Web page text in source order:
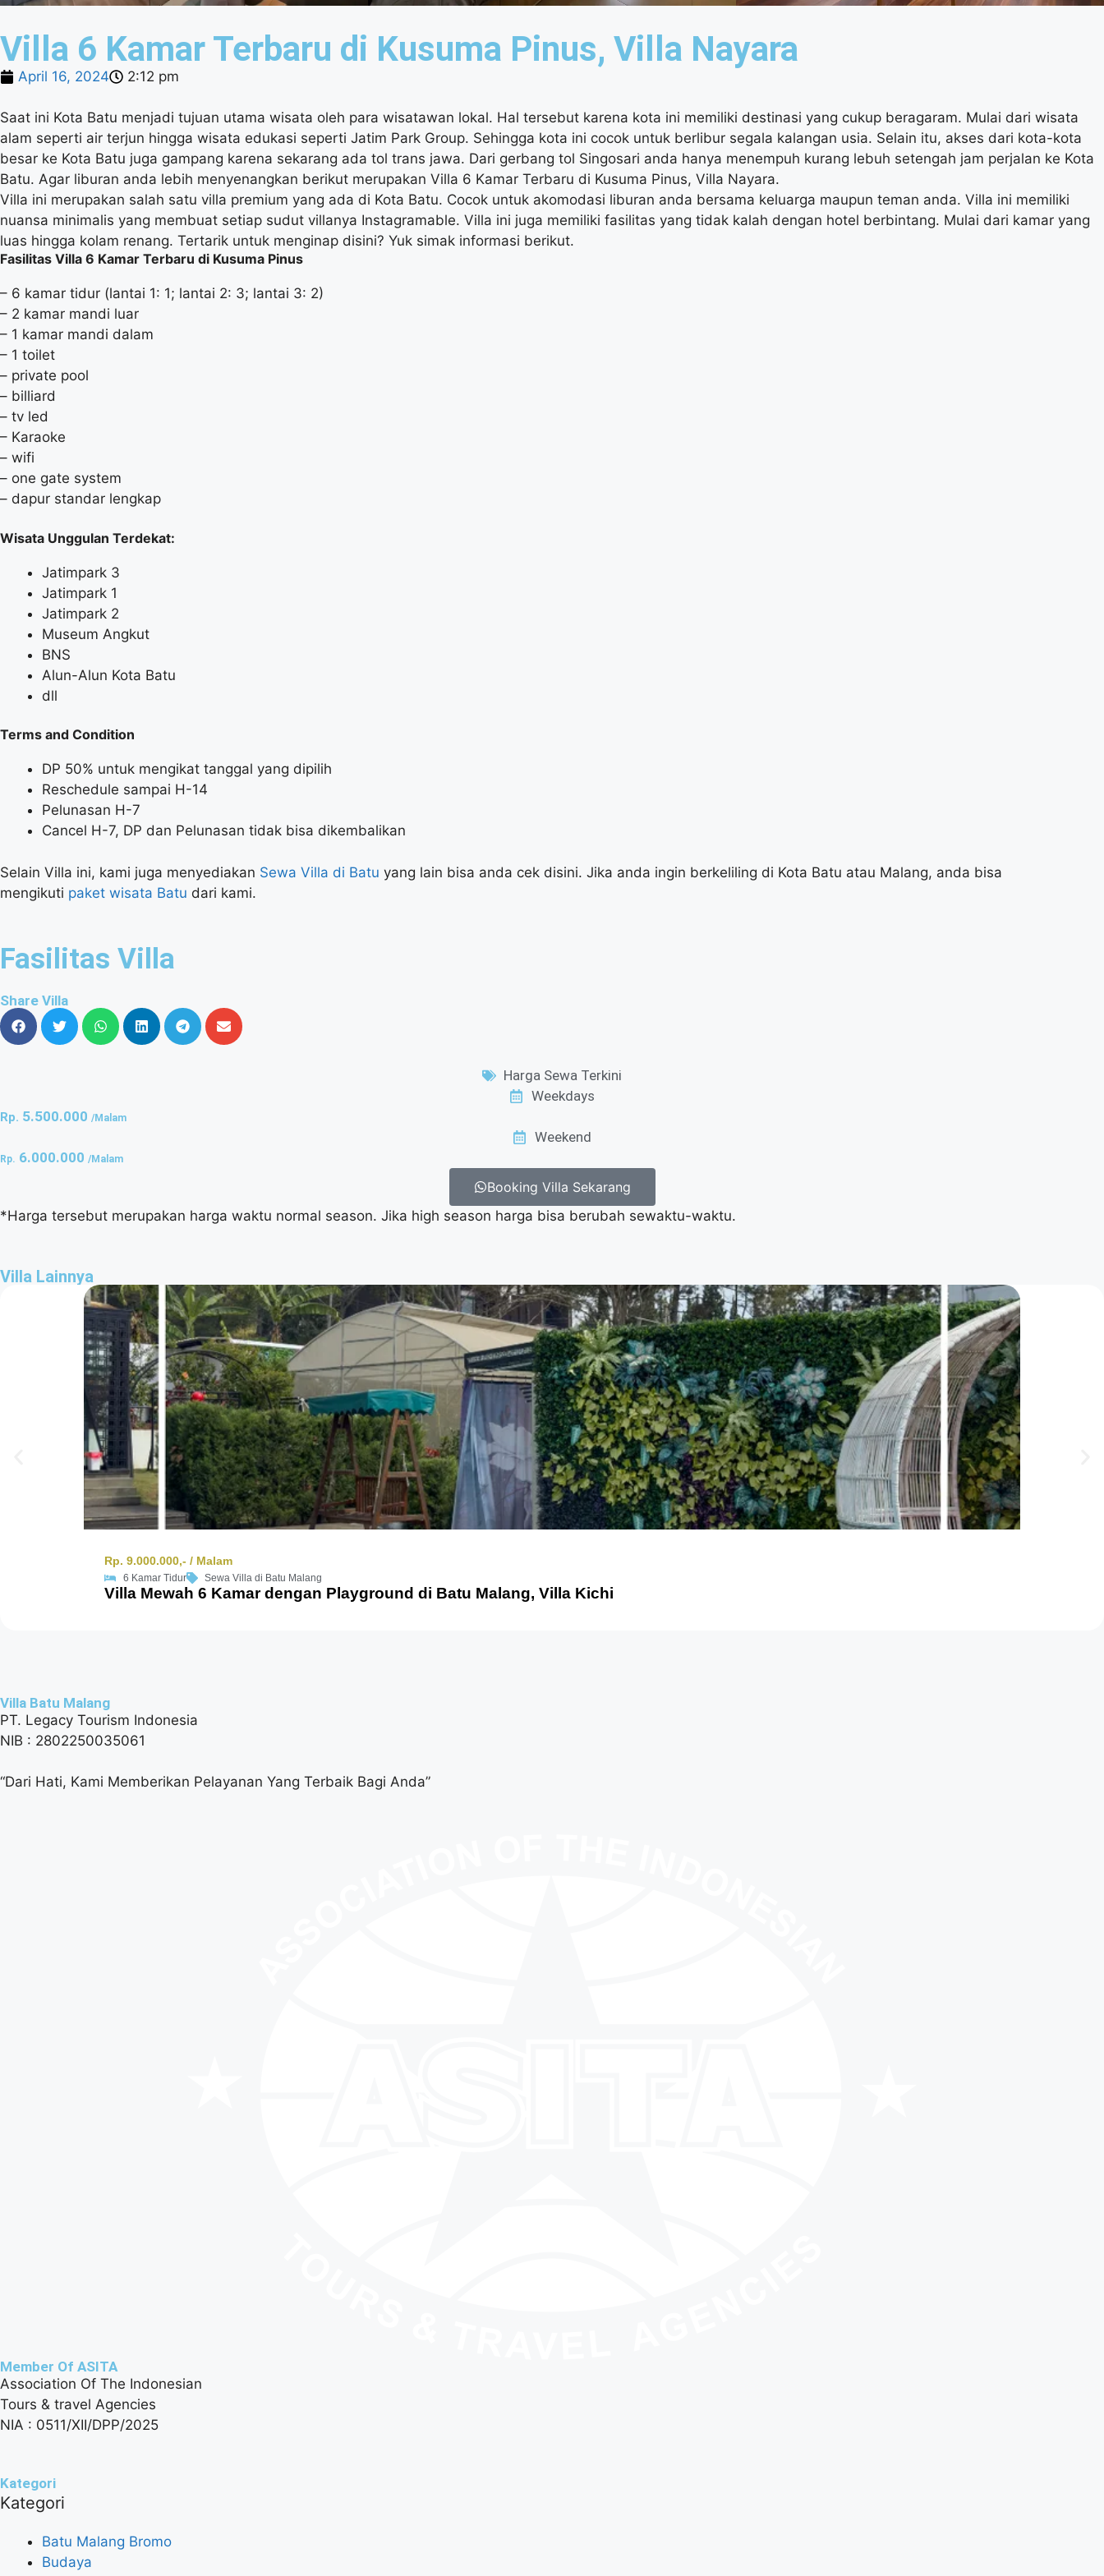
Villa 6 Kamar Terbaru di Kusuma Pinus, Villa Nayara
April 16, 2024 2:12 pm
Saat ini Kota Batu menjadi tujuan utama wisata oleh para wisatawan lokal. Hal tersebut karena kota ini memiliki destinasi yang cukup beragaram. Mulai dari wisata
alam seperti air terjun hingga wisata edukasi seperti Jatim Park Group. Sehingga kota ini cocok untuk berlibur segala kalangan usia. Selain itu, akses dari kota-kota
besar ke Kota Batu juga gampang karena sekarang ada tol trans jawa. Dari gerbang tol Singosari anda hanya menempuh kurang lebuh setengah jam perjalan ke Kota
Batu. Agar liburan anda lebih menyenangkan berikut merupakan Villa 6 Kamar Terbaru di Kusuma Pinus, Villa Nayara.
Villa ini merupakan salah satu villa premium yang ada di Kota Batu. Cocok untuk akomodasi liburan anda bersama keluarga maupun teman anda. Villa ini memiliki
nuansa minimalis yang membuat setiap sudut villanya Instagramable. Villa ini juga memiliki fasilitas yang tidak kalah dengan hotel berbintang. Mulai dari kamar yang
luas hingga kolam renang. Tertarik untuk menginap disini? Yuk simak informasi berikut.
Fasilitas Villa 6 Kamar Terbaru di Kusuma Pinus
– 6 kamar tidur (lantai 1: 1; lantai 2: 3; lantai 3: 2)
– 2 kamar mandi luar
– 1 kamar mandi dalam
– 1 toilet
– private pool
– billiard
– tv led
– Karaoke
– wifi
– one gate system
– dapur standar lengkap
Wisata Unggulan Terdekat:
Jatimpark 3
Jatimpark 1
Jatimpark 2
Museum Angkut
BNS
Alun-Alun Kota Batu
dll
Terms and Condition
DP 50% untuk mengikat tanggal yang dipilih
Reschedule sampai H-14
Pelunasan H-7
Cancel H-7, DP dan Pelunasan tidak bisa dikembalikan
Selain Villa ini, kami juga menyediakan Sewa Villa di Batu yang lain bisa anda cek disini. Jika anda ingin berkeliling di Kota Batu atau Malang, anda bisa
mengikuti paket wisata Batu dari kami.
Fasilitas Villa
Share Villa
Harga Sewa Terkini
Weekdays
Rp. 5.500.000 /Malam
Weekend
Rp. 6.000.000 /Malam
Booking Villa Sekarang
*Harga tersebut merupakan harga waktu normal season. Jika high season harga bisa berubah sewaktu-waktu.
Villa Lainnya
Rp. 9.000.000,- / Malam
6 Kamar Tidur Sewa Villa di Batu Malang
Villa Mewah 6 Kamar dengan Playground di Batu Malang, Villa Kichi
Villa Batu Malang
PT. Legacy Tourism Indonesia
NIB : 2802250035061
“Dari Hati, Kami Memberikan Pelayanan Yang Terbaik Bagi Anda”
Member Of ASITA
Association Of The Indonesian
Tours & travel Agencies
NIA : 0511/XII/DPP/2025
Kategori
Kategori
Batu Malang Bromo
Budaya